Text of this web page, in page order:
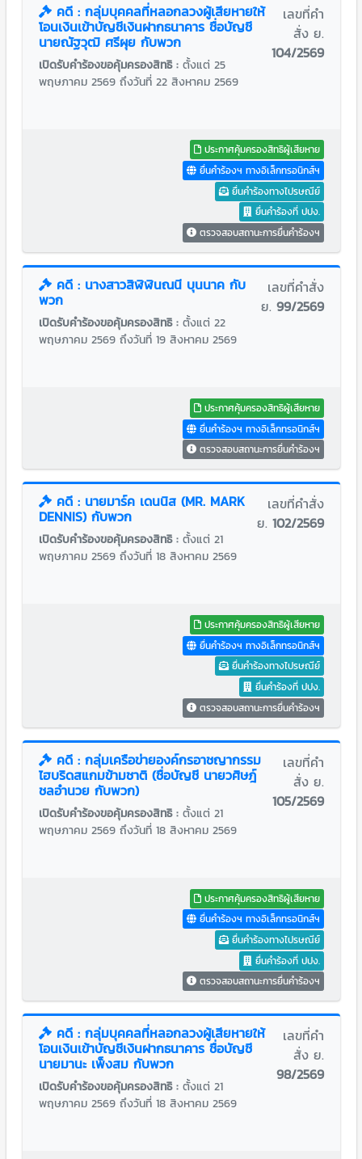
คดี : กลุ่มบุคคลที่หลอกลวงผู้เสียหายให้
โอนเงินเข้าบัญชีเงินฝากธนาคาร ชื่อบัญชี
นายณัฐวุฒิ ศรีผุย กับพวก
เปิดรับคำร้องขอคุ้มครองสิทธิ : ตั้งแต่ 25
พฤษภาคม 2569 ถึงวันที่ 22 สิงหาคม 2569
เลขที่คำ
สั่ง ย.
104/2569
ประกาศคุ้มครองสิทธิผู้เสียหาย
ยื่นคำร้องฯ ทางอิเล็กทรอนิกส์ฯ
ยื่นคำร้องทางไปรษณีย์
ยื่นคำร้องที่ ปปง.
ตรวจสอบสถานะการยื่นคำร้องฯ
คดี : นางสาวสิฬิฬินณนี บุนนาค กับ
พวก
เปิดรับคำร้องขอคุ้มครองสิทธิ : ตั้งแต่ 22
พฤษภาคม 2569 ถึงวันที่ 19 สิงหาคม 2569
เลขที่คำสั่ง
ย. 99/2569
ประกาศคุ้มครองสิทธิผู้เสียหาย
ยื่นคำร้องฯ ทางอิเล็กทรอนิกส์ฯ
ตรวจสอบสถานะการยื่นคำร้องฯ
คดี : นายมาร์ค เดนนิส (MR. MARK
DENNIS) กับพวก
เปิดรับคำร้องขอคุ้มครองสิทธิ : ตั้งแต่ 21
พฤษภาคม 2569 ถึงวันที่ 18 สิงหาคม 2569
เลขที่คำสั่ง
ย. 102/2569
ประกาศคุ้มครองสิทธิผู้เสียหาย
ยื่นคำร้องฯ ทางอิเล็กทรอนิกส์ฯ
ยื่นคำร้องทางไปรษณีย์
ยื่นคำร้องที่ ปปง.
ตรวจสอบสถานะการยื่นคำร้องฯ
คดี : กลุ่มเครือข่ายองค์กรอาชญากรรม
ไฮบริดสแกมข้ามชาติ (ชื่อบัญชี นายวศิษฎ์
ชลอำนวย กับพวก)
เปิดรับคำร้องขอคุ้มครองสิทธิ : ตั้งแต่ 21
พฤษภาคม 2569 ถึงวันที่ 18 สิงหาคม 2569
เลขที่คำ
สั่ง ย.
105/2569
ประกาศคุ้มครองสิทธิผู้เสียหาย
ยื่นคำร้องฯ ทางอิเล็กทรอนิกส์ฯ
ยื่นคำร้องทางไปรษณีย์
ยื่นคำร้องที่ ปปง.
ตรวจสอบสถานะการยื่นคำร้องฯ
คดี : กลุ่มบุคคลที่หลอกลวงผู้เสียหายให้
โอนเงินเข้าบัญชีเงินฝากธนาคาร ชื่อบัญชี
นายมานะ เพ็งสม กับพวก
เปิดรับคำร้องขอคุ้มครองสิทธิ : ตั้งแต่ 21
พฤษภาคม 2569 ถึงวันที่ 18 สิงหาคม 2569
เลขที่คำ
สั่ง ย.
98/2569